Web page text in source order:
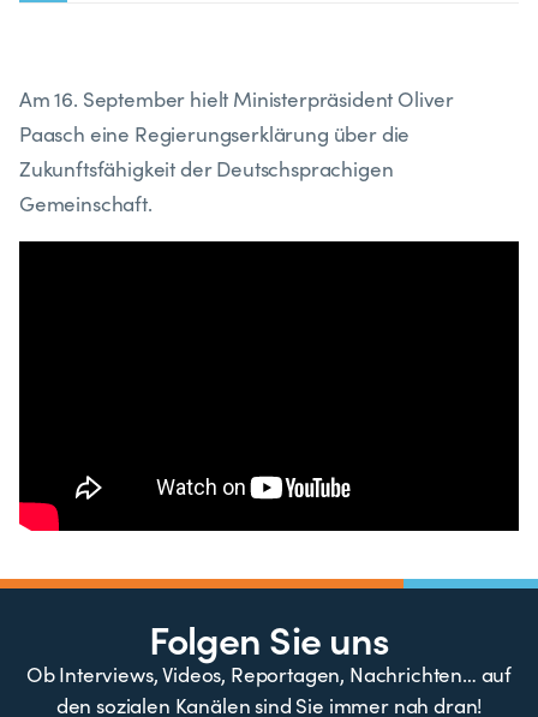
Am 16. September hielt Ministerpräsident Oliver
Paasch eine Regierungserklärung über die
Zukunftsfähigkeit der Deutschsprachigen
Gemeinschaft.
Folgen Sie uns
Ob Interviews, Videos, Reportagen, Nachrichten… auf
den sozialen Kanälen sind Sie immer nah dran!